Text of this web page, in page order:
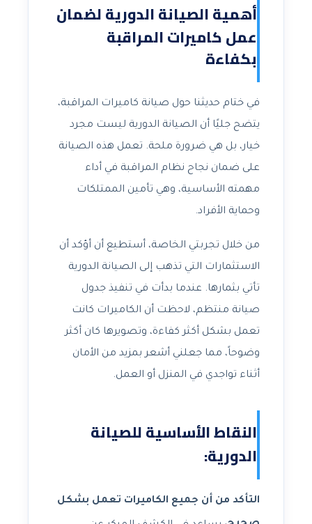
أهمية الصيانة الدورية لضمان
عمل كاميرات المراقبة
بكفاءة
في ختام حديثنا حول صيانة كاميرات المراقبة،
يتضح جليًا أن الصيانة الدورية ليست مجرد
خيار، بل هي ضرورة ملحة. تعمل هذه الصيانة
على ضمان نجاح نظام المراقبة في أداء
مهمته الأساسية، وهي تأمين الممتلكات
وحماية الأفراد.
من خلال تجربتي الخاصة، أستطيع أن أؤكد أن
الاستثمارات التي تذهب إلى الصيانة الدورية
تأتي بثمارها. عندما بدأت في تنفيذ جدول
صيانة منتظم، لاحظت أن الكاميرات كانت
تعمل بشكل أكثر كفاءة، وتصويرها كان أكثر
وضوحاً، مما جعلني أشعر بمزيد من الأمان
أثناء تواجدي في المنزل أو العمل.
النقاط الأساسية للصيانة
الدورية:
التأكد من أن جميع الكاميرات تعمل بشكل